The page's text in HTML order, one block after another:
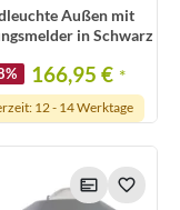
Außen mit
in Schwarz
166,95 € *
12 - 14 Werktage